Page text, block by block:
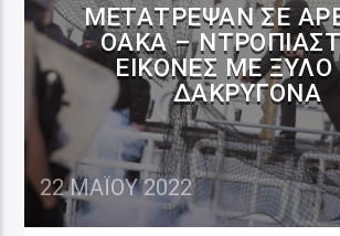
ΜΕΤΆΤΡΕΨΑΝ ΣΕ
OAKA –
ΕΙΚΌΝΕΣ ΜΕ ΞΎΛΟ
ΔΑΚΡΥΓΌΝΑ
22 ΜΑΪ́ΟΥ 2022